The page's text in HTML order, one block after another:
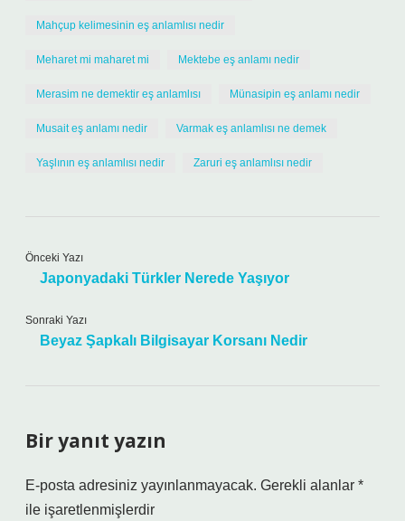
Mahçup kelimesinin eş anlamlısı nedir
Meharet mi maharet mi Mektebe eş anlamı nedir
Merasim ne demektir eş anlamlısı Münasipin eş anlamı nedir
Musait eş anlamı nedir Varmak eş anlamlısı ne demek
Yaşlının eş anlamlısı nedir Zaruri eş anlamlısı nedir
Önceki Yazı
Japonyadaki Türkler Nerede Yaşıyor
Sonraki Yazı
Beyaz Şapkalı Bilgisayar Korsanı Nedir
Bir yanıt yazın
E-posta adresiniz yayınlanmayacak. Gerekli alanlar *
ile işaretlenmişlerdir